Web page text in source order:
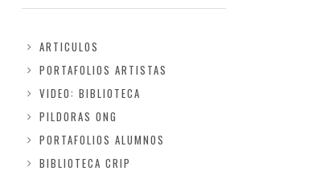
ARTICULOS
PORTAFOLIOS ARTISTAS
VIDEO: BIBLIOTECA
PILDORAS ONG
PORTAFOLIOS ALUMNOS
BIBLIOTECA CRIP